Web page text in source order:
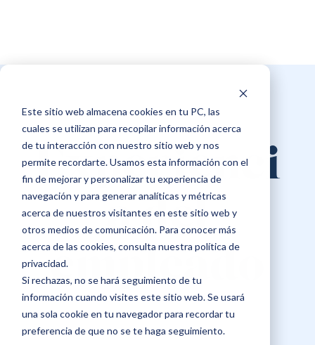
Este sitio web almacena cookies en tu PC, las
cuales se utilizan para recopilar información acerca
de tu interacción con nuestro sitio web y nos
permite recordarte. Usamos esta información con el
fin de mejorar y personalizar tu experiencia de
navegación y para generar analíticas y métricas
acerca de nuestros visitantes en este sitio web y
otros medios de comunicación. Para conocer más
acerca de las cookies, consulta nuestra política de
privacidad.
Si rechazas, no se hará seguimiento de tu
información cuando visites este sitio web. Se usará
una sola cookie en tu navegador para recordar tu
preferencia de que no se te haga seguimiento.
Experienci
a del
empleado